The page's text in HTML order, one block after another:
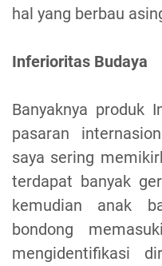
hal yang berbau
Inferioritas Budaya
Banyaknya produk
pasaran
saya sering
terdapat banyak
kemudian anak
bondong
mengidentifikasi